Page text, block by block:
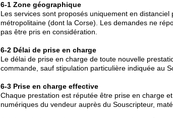
6-1 Zone géographique
Les services sont proposés uniquement en
métropolitaine (dont la Corse). Les demandes ne
pas être pris en considération.
6-2 Délai de prise en charge
Le délai de prise en charge de toute nouvelle
commande, sauf stipulation particulière indiquée au
6-3 Prise en charge effective
Chaque prestation est réputée être prise en charge
numériques du vendeur auprès du Souscripteur,